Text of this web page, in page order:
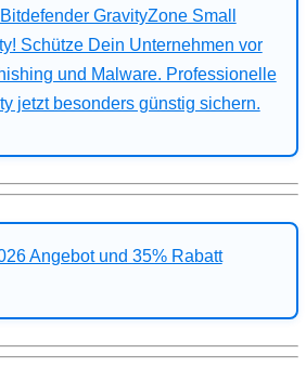
GravityZone Small
Schütze Dein Unternehmen vor
und Malware. Professionelle
jetzt besonders günstig sichern.